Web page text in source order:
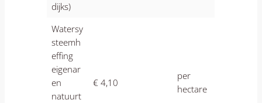
dijks)
Watersy
steemh
effing
eigenar
en
natuurt
€ 4,10
per
hectare